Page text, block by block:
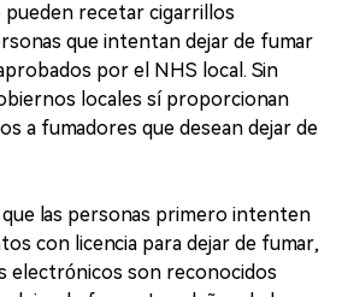
pueden recetar cigarrillos
que intentan dejar de fumar
por el NHS local. Sin
locales sí proporcionan
a fumadores que desean dejar de
las personas primero intenten
con licencia para dejar de fumar,
electrónicos son reconocidos